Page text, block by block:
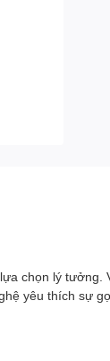
chọn lý tưởng.
yêu thích sự